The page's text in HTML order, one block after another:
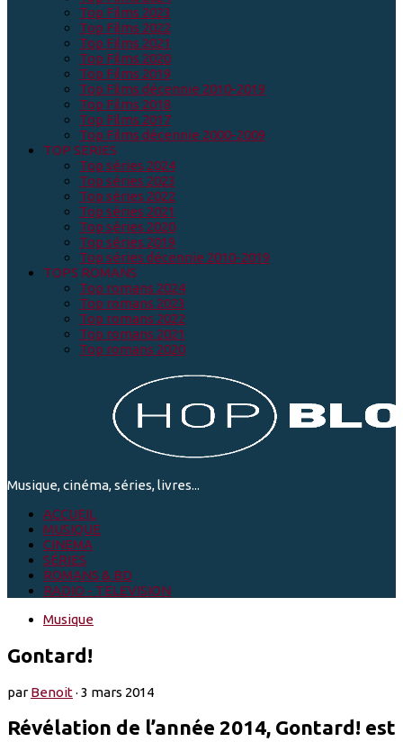
Top Films 2023
Top Films 2022
Top Films 2021
Top Films 2020
Top Films 2019
Top Films décennie 2010-2019
Top Films 2018
Top Films 2017
Top Films décennie 2000-2009
TOP SERIES
Top séries 2024
Top séries 2023
Top séries 2022
Top séries 2021
Top séries 2020
Top séries 2019
Top séries décennie 2010-2019
TOPS ROMANS
Top romans 2024
Top romans 2023
Top romans 2022
Top romans 2021
Top romans 2020
Musique, cinéma, séries, livres...
ACCUEIL
MUSIQUE
CINEMA
SÉRIES
ROMANS & BD
RADIO - TELEVISION
Musique
Gontard!
parBenoit· 3 mars 2014
Révélation de l’année 2014, Gontard! est